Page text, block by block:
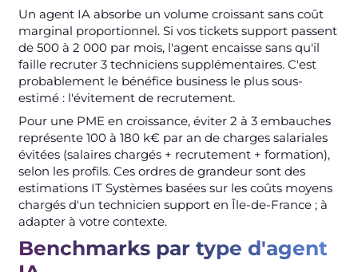
Un agent IA absorbe un volume croissant sans coût
marginal proportionnel. Si vos tickets support passent
de 500 à 2 000 par mois, l'agent encaisse sans qu'il
faille recruter 3 techniciens supplémentaires. C'est
probablement le bénéfice business le plus sous-
estimé : l'évitement de recrutement.
Pour une PME en croissance, éviter 2 à 3 embauches
représente 100 à 180 k€ par an de charges salariales
évitées (salaires chargés + recrutement + formation),
selon les profils. Ces ordres de grandeur sont des
estimations IT Systèmes basées sur les coûts moyens
chargés d'un technicien support en Île-de-France ; à
adapter à votre contexte.
Benchmarks par type d'agent